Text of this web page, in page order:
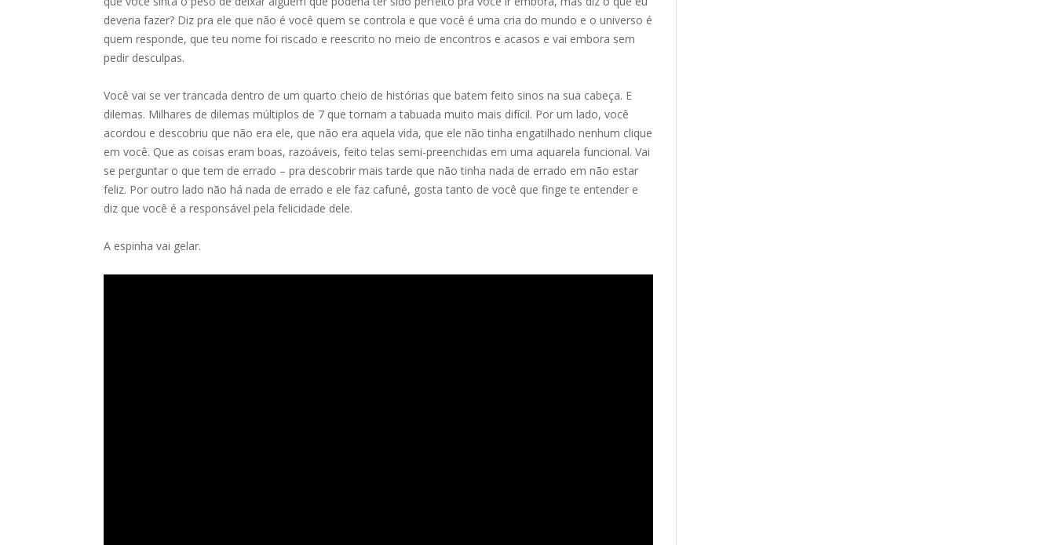
deveria fazer? Diz pra ele que não é você quem se controla e que você é uma cria do mundo e o universo é
quem responde, que teu nome foi riscado e reescrito no meio de encontros e acasos e vai embora sem
pedir desculpas.
Você vai se ver trancada dentro de um quarto cheio de histórias que batem feito sinos na sua cabeça. E
dilemas. Milhares de dilemas múltiplos de 7 que tornam a tabuada muito mais difícil. Por um lado, você
acordou e descobriu que não era ele, que não era aquela vida, que ele não tinha engatilhado nenhum clique
em você. Que as coisas eram boas, razoáveis, feito telas semi-preenchidas em uma aquarela funcional. Vai
se perguntar o que tem de errado – pra descobrir mais tarde que não tinha nada de errado em não estar
feliz. Por outro lado não há nada de errado e ele faz cafuné, gosta tanto de você que finge te entender e
diz que você é a responsável pela felicidade dele.
A espinha vai gelar.